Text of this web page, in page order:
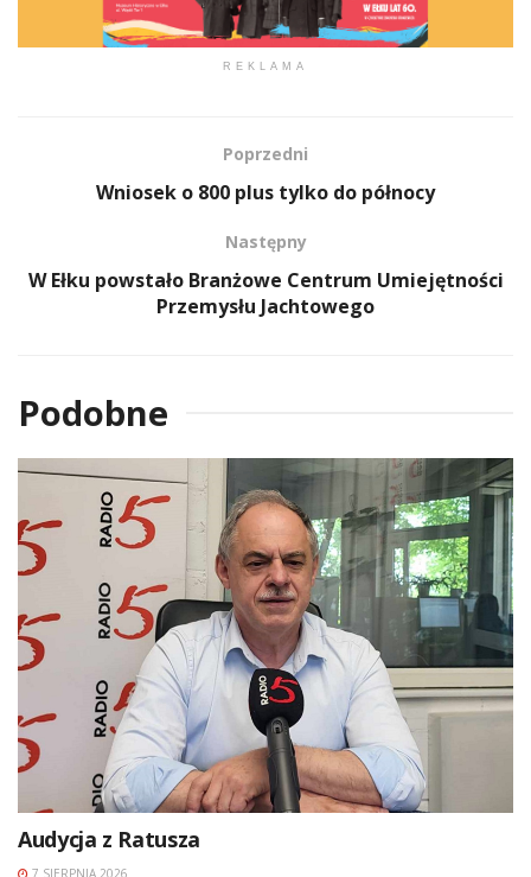
REKLAMA
Poprzedni
Wniosek o 800 plus tylko do północy
Następny
W Ełku powstało Branżowe Centrum Umiejętności
Przemysłu Jachtowego
Podobne
Audycja z Ratusza
7 SIERPNIA 2026